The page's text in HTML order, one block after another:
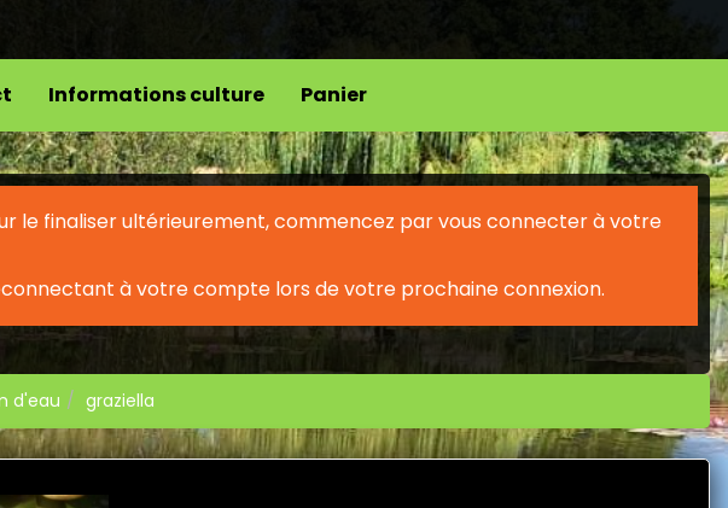
Informations culture Panier
le finaliser ultérieurement, commencez par vous connecter à votre
à votre compte lors de votre prochaine connexion.
d'eau graziella